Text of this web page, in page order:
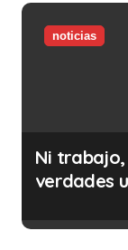
noticias
Ni trabajo,
verdades